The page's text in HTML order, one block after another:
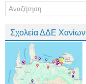
Σχολεία ΔΔΕ Χανίων